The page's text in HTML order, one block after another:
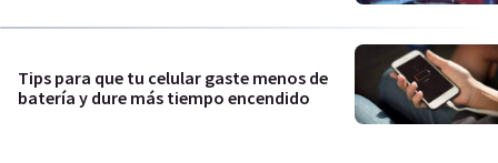
Tips para que tu celular gaste menos de
batería y dure más tiempo encendido